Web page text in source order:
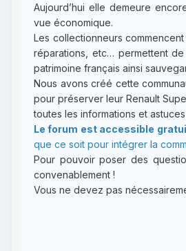
Aujourd’hui elle demeure
vue économique.
Les collectionneurs
réparations, etc… permettent
patrimoine français ainsi
Nous avons créé cette
pour préserver leur Renault
toutes les informations et
Le forum est accessible
que ce soit pour intégrer la
Pour pouvoir poser des
convenablement !
Vous ne devez pas